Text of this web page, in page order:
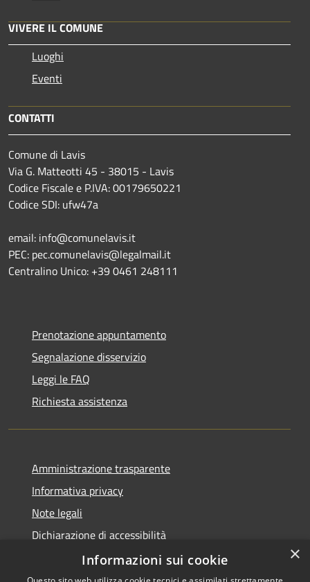
VIVERE IL COMUNE
Luoghi
Eventi
CONTATTI
Comune di Lavis
Via G. Matteotti 45 - 38015 - Lavis
Codice Fiscale e P.IVA: 00179650221
Codice SDI: ufw47a
email: info@comunelavis.it
PEC: pec.comunelavis@legalmail.it
Centralino Unico: +39 0461 248111
Prenotazione appuntamento
Segnalazione disservizio
Leggi le FAQ
Richiesta assistenza
Amministrazione trasparente
Informativa privacy
Note legali
Dichiarazione di accessibilità
Informative Privacy
×
Informazioni sui cookie